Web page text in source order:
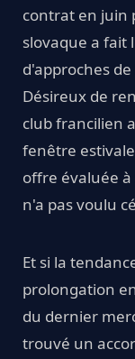
contrat en juin
slovaque a fait
d'approches
Désireux de
club francilien
fenêtre
offre évaluée
n'a pas voulu
Et si la
prolongation
du dernier
trouvé un